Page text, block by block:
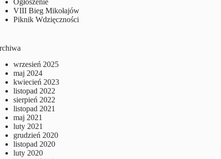
Ogłoszenie
VIII Bieg Mikołajów
Piknik Wdzięczności
wrzesień 2025
maj 2024
kwiecień 2023
listopad 2022
sierpień 2022
listopad 2021
maj 2021
luty 2021
grudzień 2020
listopad 2020
luty 2020